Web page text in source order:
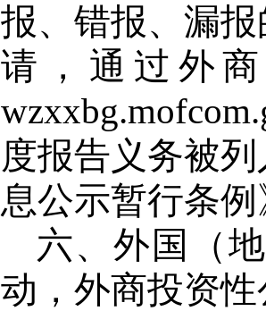
报、错报、漏
请，通过外
度报告义务被
息公示暂行条
六、外国（
动，外商投资